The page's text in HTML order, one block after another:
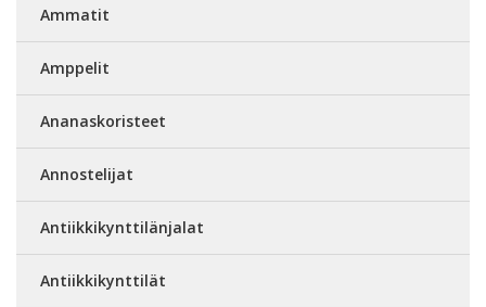
Ammatit
Amppelit
Ananaskoristeet
Annostelijat
Antiikkikynttilänjalat
Antiikkikynttilät